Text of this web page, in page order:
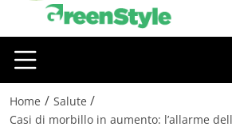
Home / Salute /
Casi di morbillo in aumento: l’allarme